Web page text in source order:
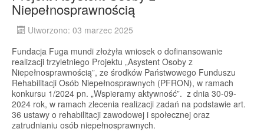
Niepełnosprawnością
Utworzono: 03 marzec 2025
Fundacja Fuga mundi złożyła wniosek o dofinansowanie
realizacji trzyletniego Projektu „Asystent Osoby z
Niepełnosprawnością”, ze środków Państwowego Funduszu
Rehabilitacji Osób Niepełnosprawnych (PFRON), w ramach
konkursu 1/2024 pn. „Wspieramy aktywność”. z dnia 30-09-
2024 rok, w ramach zlecenia realizacji zadań na podstawie art.
36 ustawy o rehabilitacji zawodowej i społecznej oraz
zatrudnianiu osób niepełnosprawnych.